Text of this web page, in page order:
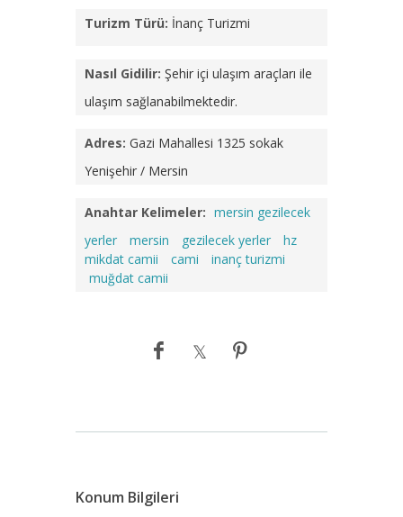
Turizm Türü: İnanç Turizmi
Nasıl Gidilir: Şehir içi ulaşım araçları ile
ulaşım sağlanabilmektedir.
Adres: Gazi Mahallesi 1325 sokak
Yenişehir / Mersin
Anahtar Kelimeler: mersin gezilecek
yerler
mersin gezilecek yerler
hz
mikdat camii
cami
inanç turizmi
muğdat camii
Konum Bilgileri